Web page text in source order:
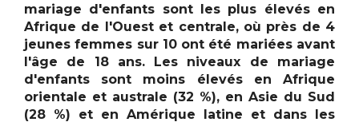
mariage d'enfants sont les plus élevés en
Afrique de l'Ouest et centrale, où près de 4
jeunes femmes sur 10 ont été mariées avant
l'âge de 18 ans. Les niveaux de mariage
d'enfants sont moins élevés en Afrique
orientale et australe (32 %), en Asie du Sud
(28 %) et en Amérique latine et dans les